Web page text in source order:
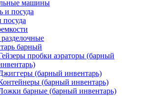
машины
посуда
барный
пробки аэраторы (барный
(барный инвентарь)
(барный инвентарь)
барные (барный инвентарь)